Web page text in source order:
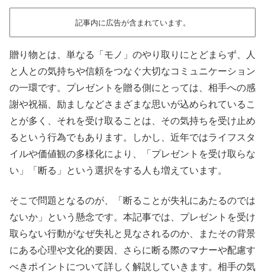
記事内に広告が含まれています。
贈り物とは、単なる「モノ」のやり取りにとどまらず、人
と人との気持ちや信頼をつなぐ大切なコミュニケーション
の一環です。プレゼントを贈る側にとっては、相手への感
謝や祝福、励ましなどさまざまな思いが込められているこ
とが多く、それを受け取ることは、その気持ちを受け止め
るという行為でもあります。しかし、近年ではライフスタ
イルや価値観の多様化により、「プレゼントを受け取らな
い」「断る」という選択をする人も増えています。
そこで問題となるのが、「断ることが失礼にあたるのでは
ないか」という懸念です。本記事では、プレゼントを受け
取らない行動がなぜ失礼と見なされるのか、またその背景
にある心理や文化的要因、さらに断る際のマナーや配慮す
べきポイントについて詳しく解説していきます。相手の気